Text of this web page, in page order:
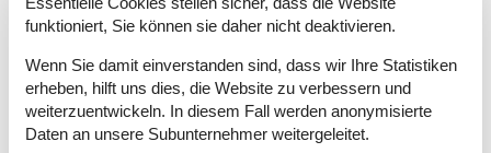
Hoch Geschwindigkeits Internet
Kabelfernsehen
Ladegerät für
Elektroauto
CEE IEC-60309, 5-polig, 3 Phasen,
Nationales Fernsehen
funktioniert, Sie können sie daher nicht deaktivieren.
Wenn Sie damit einverstanden sind, dass wir Ihre Statistiken
erheben, hilft uns dies, die Website zu verbessern und
weiterzuentwickeln. In diesem Fall werden anonymisierte
Daten an unsere Subunternehmer weitergeleitet.